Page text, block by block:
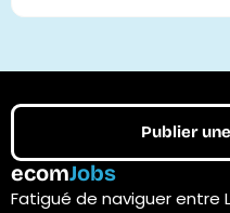
ecomJobs
Fatigué de naviguer entre
Publier